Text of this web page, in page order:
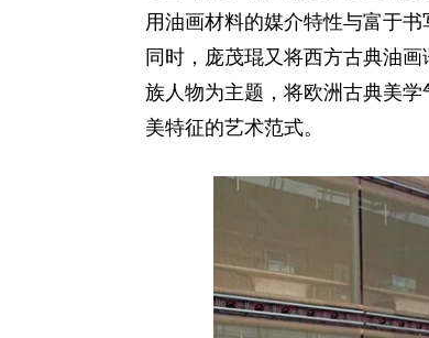
用油画材料的媒介特性与富于
同时，庞茂琨又将西方古典油
族人物为主题，将欧洲古典美
美特征的艺术范式。